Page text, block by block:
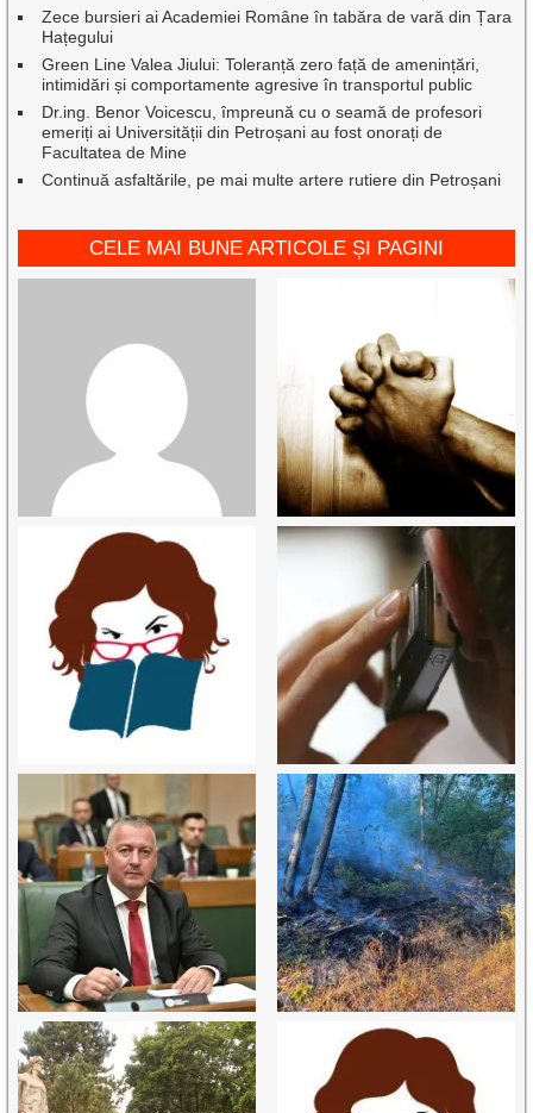
Zece bursieri ai Academiei Române în tabăra de vară din Țara
Hațegului
Green Line Valea Jiului: Toleranță zero față de amenințări,
intimidări și comportamente agresive în transportul public
Dr.ing. Benor Voicescu, împreună cu o seamă de profesori
emeriți ai Universității din Petroșani au fost onorați de
Facultatea de Mine
Continuă asfaltările, pe mai multe artere rutiere din Petroșani
CELE MAI BUNE ARTICOLE ȘI PAGINI